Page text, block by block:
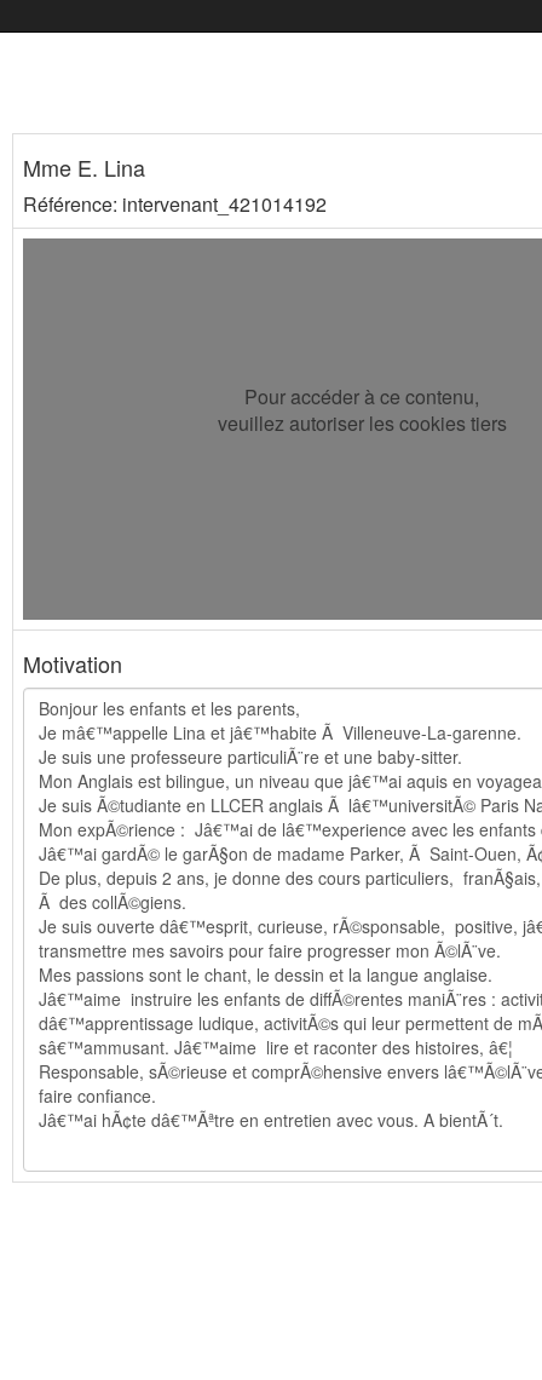
Mme E. Lina
Référence: intervenant_421014192
Pour accéder à ce contenu,
veuillez autoriser les cookies tiers
Motivation